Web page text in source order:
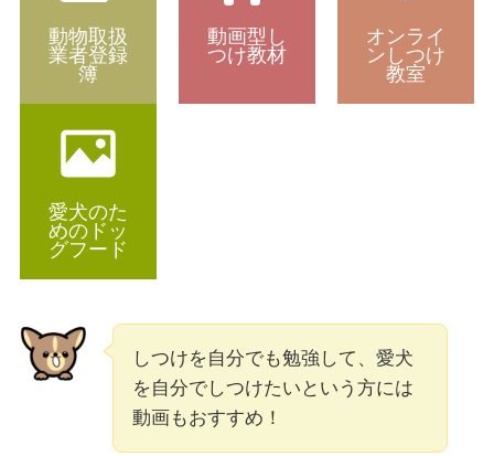
動物取扱
業者登録
簿
動画型し
つけ教材
オンライ
ンしつけ
教室
愛犬のた
めのドッ
グフード
しつけを自分でも勉強して、愛犬
を自分でしつけたいという方には
動画もおすすめ！